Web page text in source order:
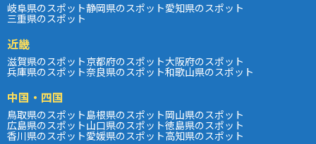
岐阜県のスポット静岡県のスポット愛知県のスポット
三重県のスポット
近畿
滋賀県のスポット京都府のスポット大阪府のスポット
兵庫県のスポット奈良県のスポット和歌山県のスポット
中国・四国
鳥取県のスポット島根県のスポット岡山県のスポット
広島県のスポット山口県のスポット徳島県のスポット
香川県のスポット愛媛県のスポット高知県のスポット